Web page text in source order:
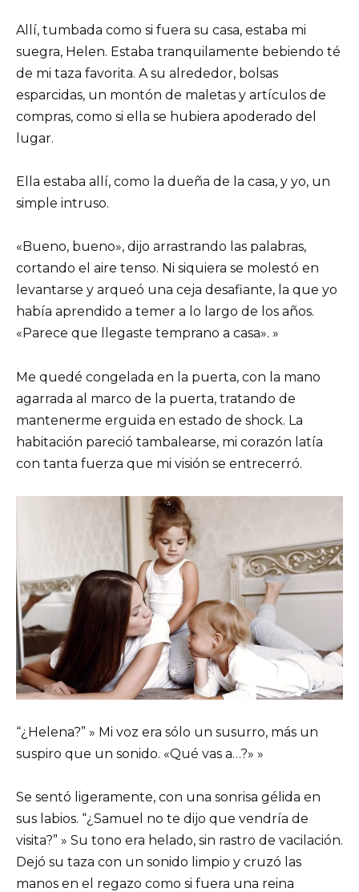
Allí, tumbada como si fuera su casa, estaba mi
suegra, Helen. Estaba tranquilamente bebiendo té
de mi taza favorita. A su alrededor, bolsas
esparcidas, un montón de maletas y artículos de
compras, como si ella se hubiera apoderado del
lugar.
Ella estaba allí, como la dueña de la casa, y yo, un
simple intruso.
«Bueno, bueno», dijo arrastrando las palabras,
cortando el aire tenso. Ni siquiera se molestó en
levantarse y arqueó una ceja desafiante, la que yo
había aprendido a temer a lo largo de los años.
«Parece que llegaste temprano a casa». »
Me quedé congelada en la puerta, con la mano
agarrada al marco de la puerta, tratando de
mantenerme erguida en estado de shock. La
habitación pareció tambalearse, mi corazón latía
con tanta fuerza que mi visión se entrecerró.
“¿Helena?” » Mi voz era sólo un susurro, más un
suspiro que un sonido. «Qué vas a…?» »
Se sentó ligeramente, con una sonrisa gélida en
sus labios. “¿Samuel no te dijo que vendría de
visita?” » Su tono era helado, sin rastro de vacilación.
Dejó su taza con un sonido limpio y cruzó las
manos en el regazo como si fuera una reina